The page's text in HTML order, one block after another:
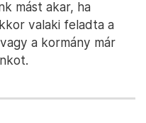
mást akar, ha
valaki feladta a
a kormány már